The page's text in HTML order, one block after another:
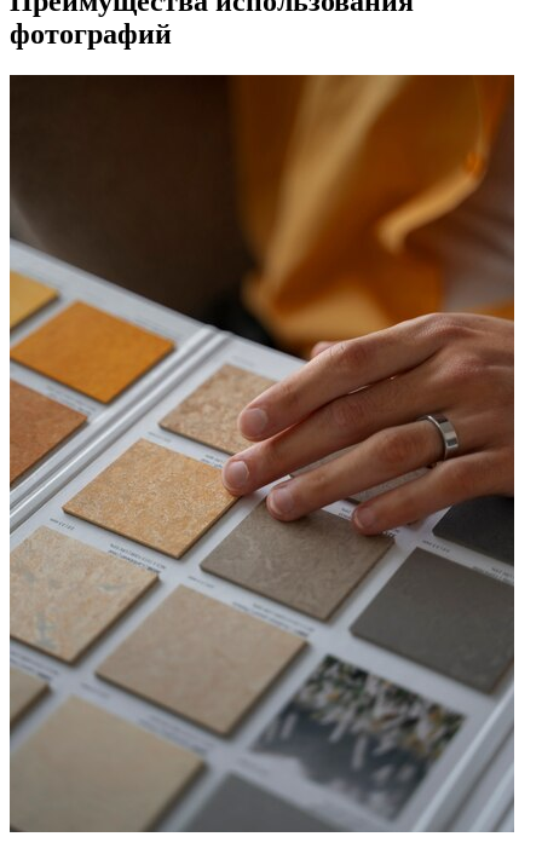
фотографий